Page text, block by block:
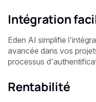
Intégration
Eden AI simplifie
avancée dans vos
processus
Rentabilité